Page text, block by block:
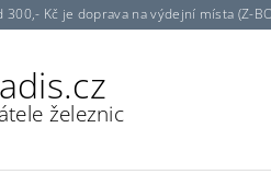
Kč je doprava na výdejní místa (Z-
železnic